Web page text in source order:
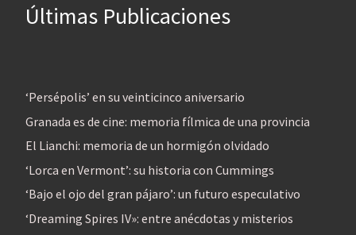
Últimas Publicaciones
‘Persépolis’ en su veinticinco aniversario
Granada es de cine: memoria fílmica de una provincia
El Lianchi: memoria de un hormigón olvidado
‘Lorca en Vermont’: su historia con Cummings
‘Bajo el ojo del gran pájaro’: un futuro especulativo
‘Dreaming Spires IV»: entre anécdotas y misterios